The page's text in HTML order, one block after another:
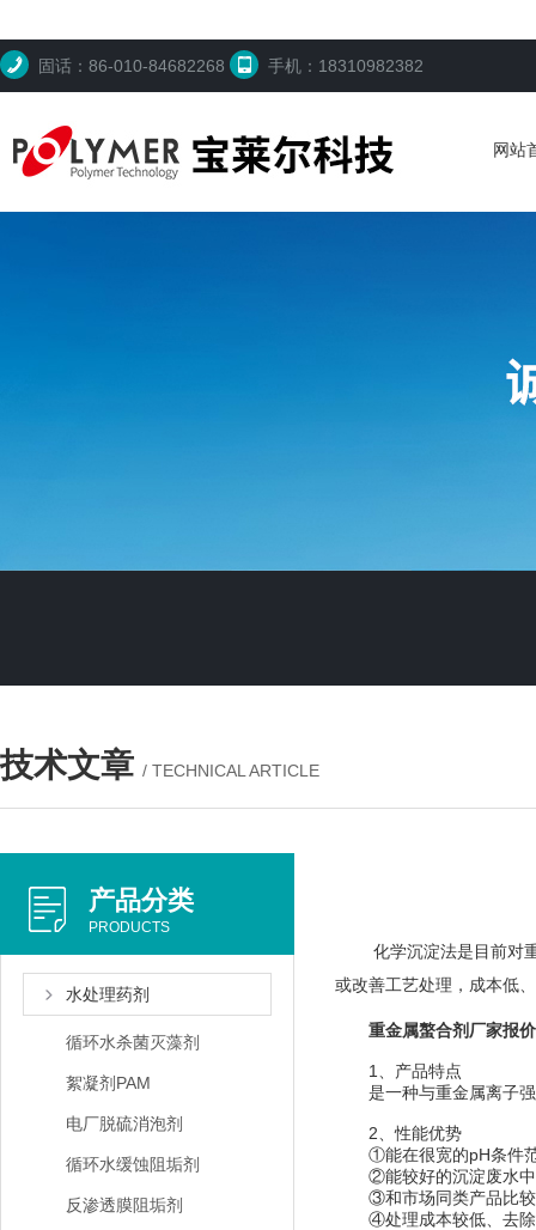
固话：86-010-84682268 手机：18310982382
网站
技术文章 / TECHNICAL ARTICLE
产品分类
PRODUCTS
水处理药剂
循环水杀菌灭藻剂
絮凝剂PAM
电厂脱硫消泡剂
循环水缓蚀阻垢剂
反渗透膜阻垢剂
化学沉淀法是目前对重
或改善工艺处理，成本低
重金属螯合剂厂家报价
1、产品特点
是一种与重金属离子强
2、性能优势
①能在很宽的pH条件范
②能较好的沉淀废水中
③和市场同类产品比较
④处理成本较低、去除